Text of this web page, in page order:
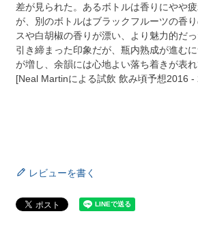
差が見られた。あるボトルは香りにやや
が、別のボトルはブラックフルーツの香
スや白胡椒の香りが漂い、より魅力的だ
引き締まった印象だが、瓶内熟成が進む
が増し、余韻には心地よい落ち着きが表れ
[Neal Martinによる試飲 飲み頃予想2016 -
レビューを書く